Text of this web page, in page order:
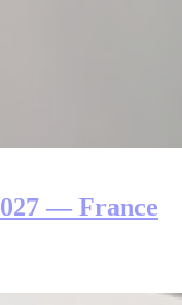
— France